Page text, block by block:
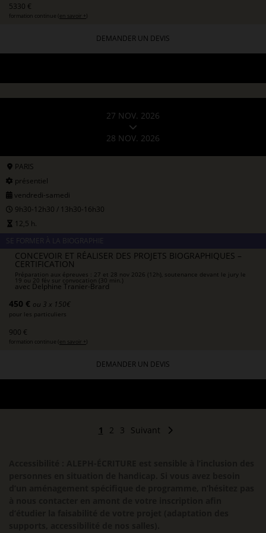
5330 €
formation continue ( en savoir + )
DEMANDER UN DEVIS
27 NOV. 2026
28 NOV. 2026
PARIS
présentiel
vendredi-samedi
9h30-12h30 / 13h30-16h30
12,5 h.
CONCEVOIR ET RÉALISER DES PROJETS BIOGRAPHIQUES –
CERTIFICATION
Préparation aux épreuves : 27 et 28 nov 2026 (12h), soutenance devant le jury le
19 ou 20 fév sur convocation (30 min.)
avec Delphine Tranier-Brard
450 € ou 3 x 150€
pour les particuliers
900 €
formation continue ( en savoir + )
DEMANDER UN DEVIS
1 2 3 Suivant